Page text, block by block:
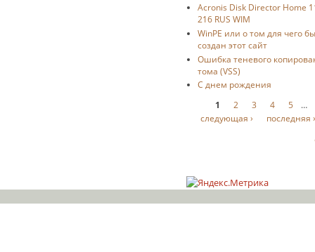
Acronis Disk Director Home
216 RUS WIM
WinPE или о том для чего
создан этот сайт
Ошибка теневого
тома (VSS)
С днем рождения
Страницы
1 2 3 4 5
…
следующая ›
последняя